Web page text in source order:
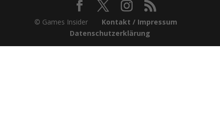
© Games Insider Kontakt / Impressum
Datenschutzerklärung